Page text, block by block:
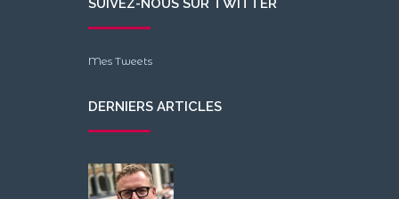
SUIVEZ-NOUS SUR TWITTER
Mes Tweets
DERNIERS ARTICLES